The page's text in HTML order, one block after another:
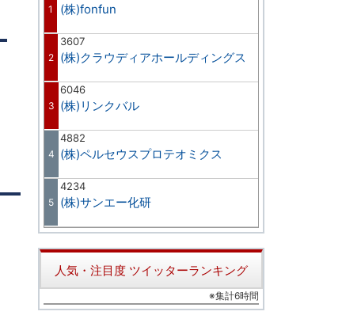
1 (株)fonfun
2
3607
(株)クラウディアホールディングス
3
6046
(株)リンクバル
4
4882
(株)ペルセウスプロテオミクス
5
4234
(株)サンエー化研
人気・注目度 ツイッターランキング
※集計6時間